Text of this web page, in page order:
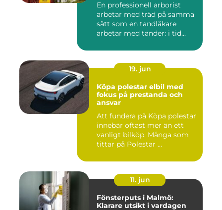
En professionell arborist
arbetar med träd på samma
sätt som en tandläkare
arbetar med tänder: i tid...
19. jun
Köpa polestar elbil med
fokus på prestanda och
ansvar
Att fundera på Köpa polestar
innebär oftast mer än ett
vanligt bilköp. Många som
tittar på Polestar ...
11. jun
Fönsterputs i Malmö:
Klarare utsikt i vardagen